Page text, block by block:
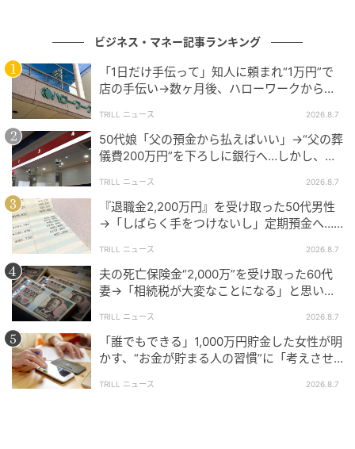
年間では30万円もの年金カットにつながってしまった
のです。
2026年度から基準額が「65万円」に
先述の通り、在職老齢年金制度の基準額は2026年度か
ら「65万円」に引き上げられました。
Aさんの場合、賃金と年金の合計額は月56万円です。
新基準では基準額を超えていないため、賃金に変動が
ない場合、年金16万円をそのまま受け取れることにな
ります。
退職後も働くことは家計の助けになりますが、金額に
よっては年金の一部が支給停止になる可能性も。思わ
ぬ誤算を防ぐためにも、まずは制度を正しく理解する
ビジネス・マネー記事ランキング
「1日だけ手伝って」知人に頼まれ“1万円”で
店の手伝い→数ヶ月後、ハローワークから届
TRILL ニュース 2026.8.7
50代娘「父の預金から払えばいい」→“父の葬
儀費200万円”を下ろしに銀行へ…しかし、窓
TRILL ニュース 2026.8.7
『退職金2,200万円』を受け取った50代男性
→「しばらく手をつけないし」定期預金へ…4
TRILL ニュース 2026.8.7
夫の死亡保険金“2,000万”を受け取った60代
妻→「相続税が大変なことになる」と思いき
TRILL ニュース 2026.8.7
「誰でもできる」1,000万円貯金した女性が明
かす、“お金が貯まる人の習慣”に「考えさせ
TRILL ニュース 2026.8.7